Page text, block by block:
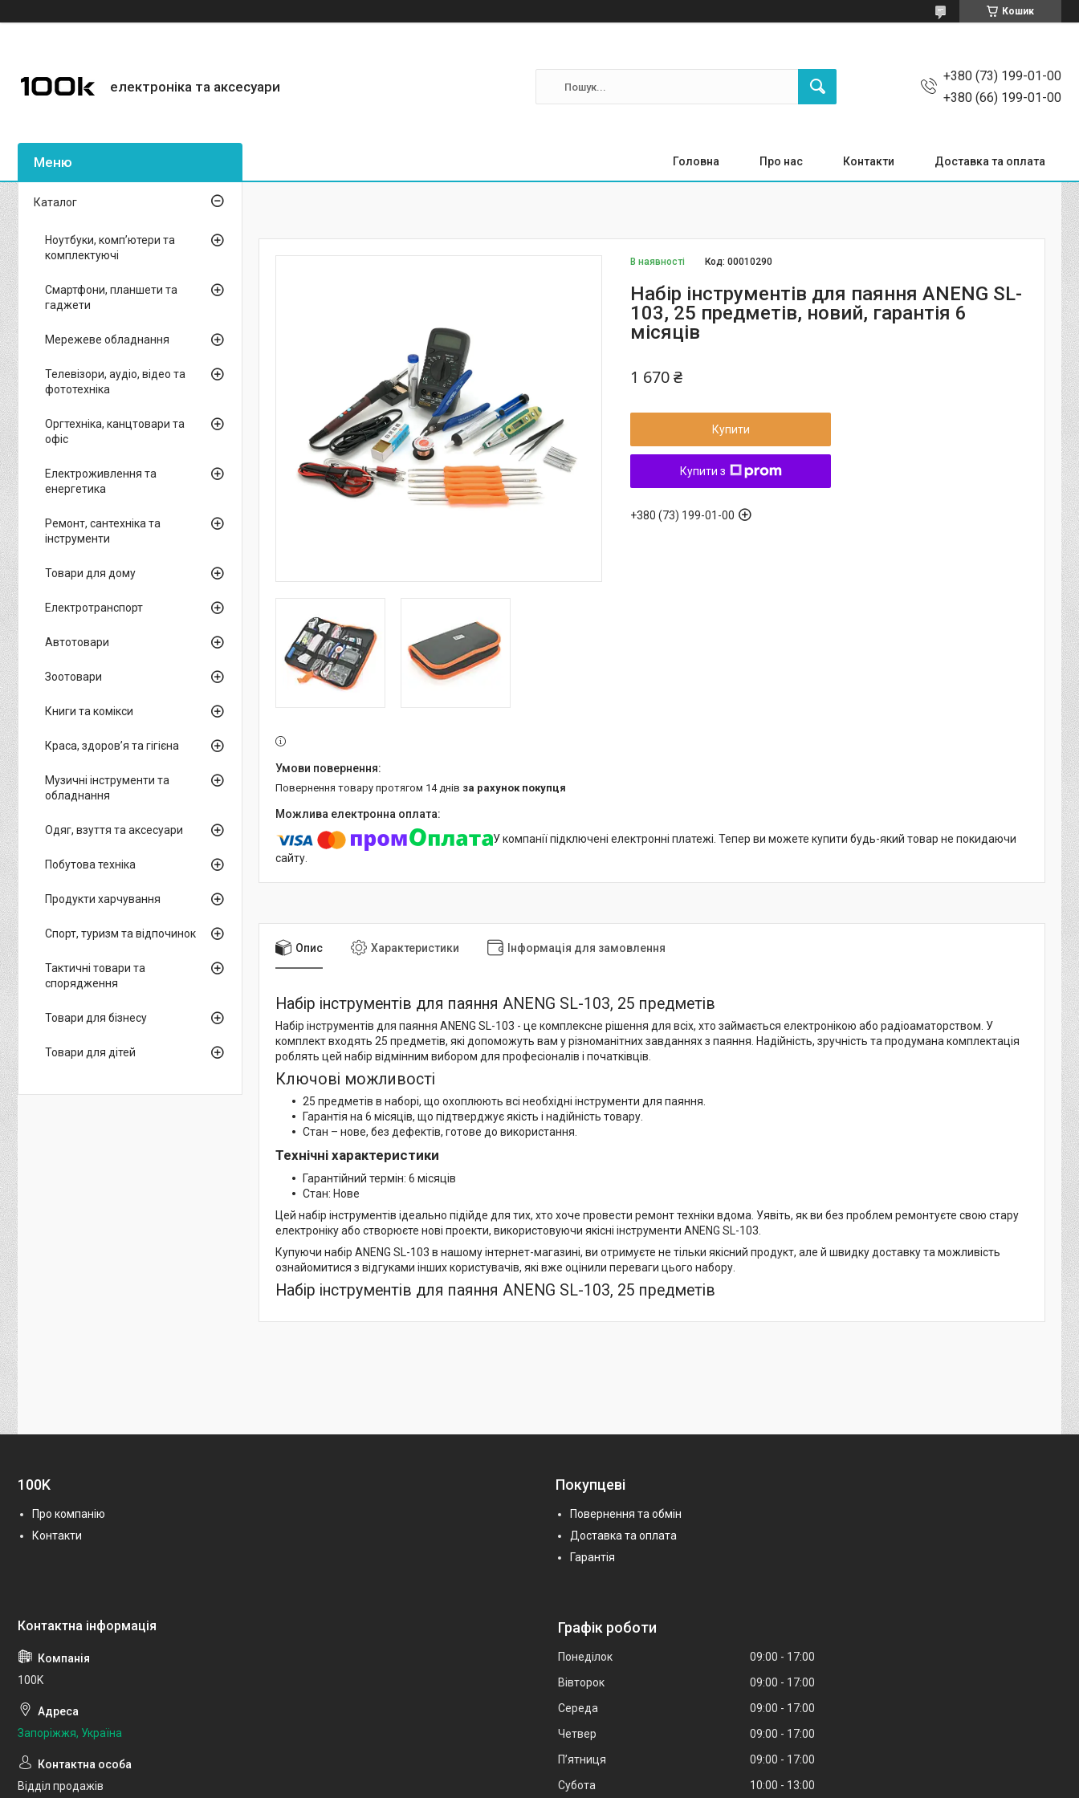
Кошик
електроніка та аксесуари
+380 (73) 199-01-00
+380 (66) 199-01-00
Головна Про нас Контакти Доставка та оплата
В наявності Код:00010290
Набір інструментів для паяння ANENG SL-
103, 25 предметів, новий, гарантія 6
місяців
1 670 ₴
Купити
Купити з
+380 (73) 199-01-00
повернення товару протягом 14 днів за рахунок покупця
У компанії підключені електронні платежі. Тепер ви можете купити будь-який товар не покидаючи
сайту.
Опис Характеристики Інформація для замовлення
Набір інструментів для паяння ANENG SL-103, 25 предметів
Набір інструментів для паяння ANENG SL-103 - це комплексне рішення для всіх, хто займається електронікою або радіоаматорством. У
комплект входять 25 предметів, які допоможуть вам у різноманітних завданнях з паяння. Надійність, зручність та продумана комплектація
роблять цей набір відмінним вибором для професіоналів і початківців.
Ключові можливості
25 предметів в наборі, що охоплюють всі необхідні інструменти для паяння.
Гарантія на 6 місяців, що підтверджує якість і надійність товару.
Стан – нове, без дефектів, готове до використання.
Технічні характеристики
Гарантійний термін: 6 місяців
Стан: Нове
Цей набір інструментів ідеально підійде для тих, хто хоче провести ремонт техніки вдома. Уявіть, як ви без проблем ремонтуєте свою стару
електроніку або створюєте нові проекти, використовуючи якісні інструменти ANENG SL-103.
Купуючи набір ANENG SL-103 в нашому інтернет-магазині, ви отримуєте не тільки якісний продукт, але й швидку доставку та можливість
ознайомитися з відгуками інших користувачів, які вже оцінили переваги цього набору.
Набір інструментів для паяння ANENG SL-103, 25 предметів
Каталог
Ноутбуки, комп’ютери та
комплектуючі
Смартфони, планшети та
гаджети
Мережеве обладнання
Телевізори, аудіо, відео та
фототехніка
Оргтехніка, канцтовари та
офіс
Електроживлення та
енергетика
Ремонт, сантехніка та
інструменти
Товари для дому
Електротранспорт
Автотовари
Зоотовари
Книги та комікси
Краса, здоров’я та гігієна
Музичні інструменти та
обладнання
Одяг, взуття та аксесуари
Побутова техніка
Продукти харчування
Спорт, туризм та відпочинок
Тактичні товари та
спорядження
Товари для бізнесу
Товари для дітей
100K
Про компанію
Контакти
Покупцеві
Повернення та обмін
Доставка та оплата
Гарантія
100K
Запоріжжя, Україна
Відділ продажів
Графік роботи
Понеділок 09:00
17:00
Вівторок
09:00
17:00
Середа
09:00
17:00
Четвер
09:00
17:00
Пʼятниця
09:00
17:00
Субота
10:00 13:00